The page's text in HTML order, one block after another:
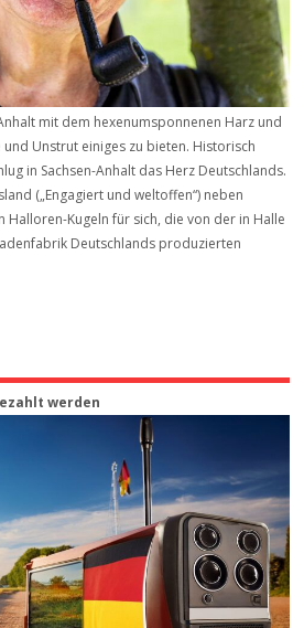
mit dem hexenumsponnenen Harz und
und Unstrut einiges zu bieten. Historisch
in Sachsen-Anhalt das Herz Deutschlands.
(„Engagiert und weltoffen“) neben
Kugeln für sich, die von der in Halle
Deutschlands produzierten
werden